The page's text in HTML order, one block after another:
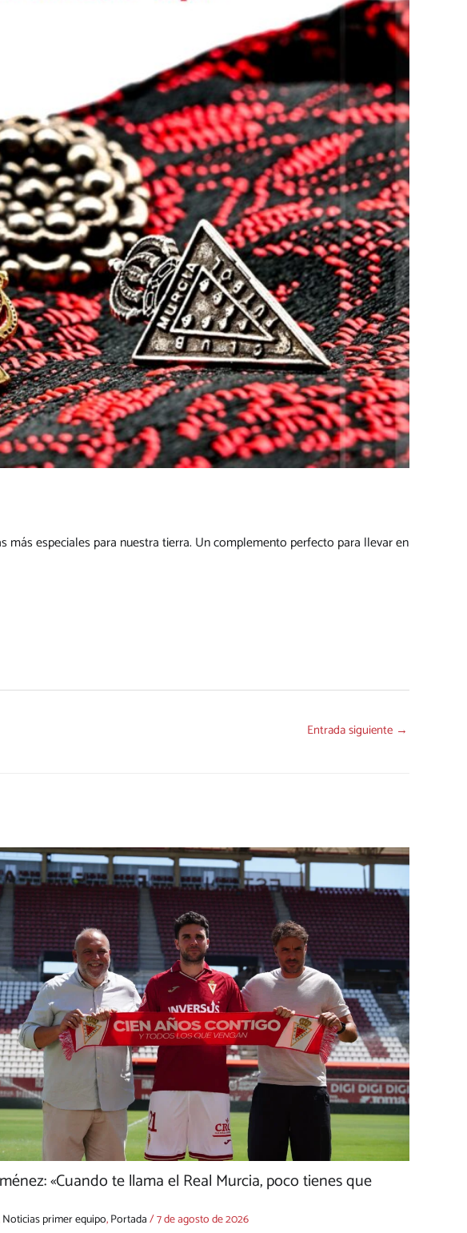
especiales para nuestra tierra. Un complemento perfecto para llevar en
Entrada siguiente →
«Cuando te llama el Real Murcia, poco tienes que
Noticias primer equipo,Portada/7 de agosto de 2026